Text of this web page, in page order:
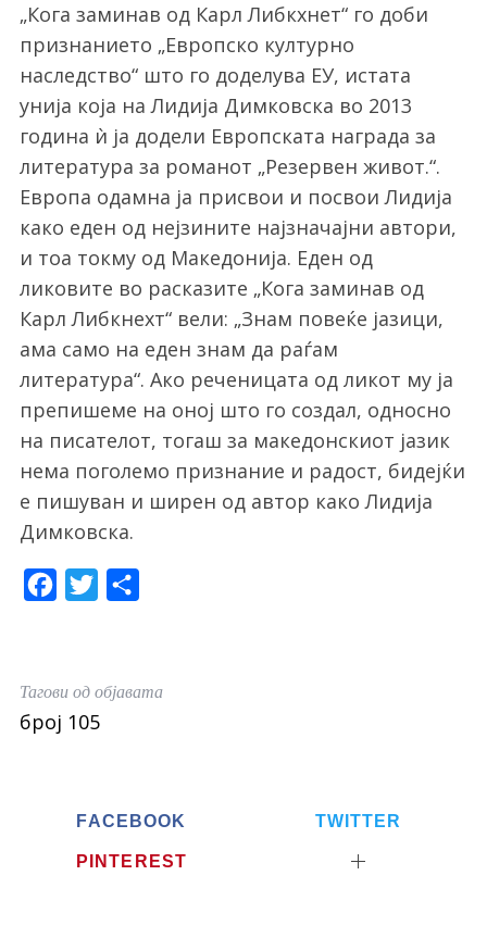
„Кога заминав од Карл Либкхнет“ го доби
признанието „Европско културно
наследство“ што го доделува ЕУ, истата
унија која на Лидија Димковска во 2013
година ѝ ја додели Европската награда за
литература за романот „Резервен живот.“.
Европа одамна ја присвои и посвои Лидија
како еден од нејзините најзначајни автори,
и тоа токму од Македонија. Еден од
ликовите во расказите „Кога заминав од
Карл Либкнехт“ вели: „Знам повеќе јазици,
ама само на еден знам да раѓам
литература“. Ако реченицата од ликот му ја
препишеме на оној што го создал, односно
на писателот, тогаш за македонскиот јазик
нема поголемо признание и радост, бидејќи
е пишуван и ширен од автор како Лидија
Димковска.
e
b
t
t
r
Тагови од објавата
број 105
FACEBOOK TWITTER
PINTEREST
S
e
r
c
h
f
r
: